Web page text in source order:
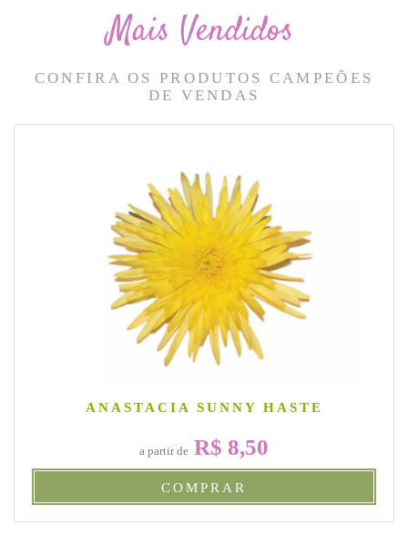
Mais Vendidos
CONFIRA OS PRODUTOS CAMPEÕES
DE VENDAS
ANASTACIA SUNNY HASTE
a partir de R$ 8,50
COMPRAR